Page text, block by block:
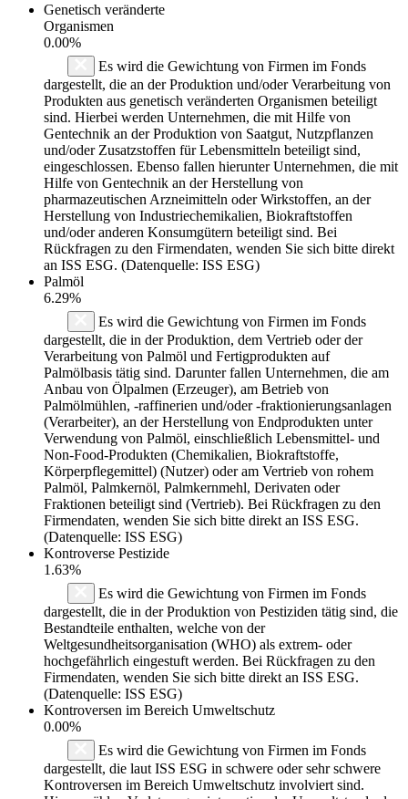
Genetisch veränderte
Organismen
0.00%
Es wird die Gewichtung von Firmen im Fonds
dargestellt, die an der Produktion und/oder Verarbeitung von
Produkten aus genetisch veränderten Organismen beteiligt
sind. Hierbei werden Unternehmen, die mit Hilfe von
Gentechnik an der Produktion von Saatgut, Nutzpflanzen
und/oder Zusatzstoffen für Lebensmitteln beteiligt sind,
eingeschlossen. Ebenso fallen hierunter Unternehmen, die mit
Hilfe von Gentechnik an der Herstellung von
pharmazeutischen Arzneimitteln oder Wirkstoffen, an der
Herstellung von Industriechemikalien, Biokraftstoffen
und/oder anderen Konsumgütern beteiligt sind. Bei
Rückfragen zu den Firmendaten, wenden Sie sich bitte direkt
an ISS ESG. (Datenquelle: ISS ESG)
Palmöl
6.29%
Es wird die Gewichtung von Firmen im Fonds
dargestellt, die in der Produktion, dem Vertrieb oder der
Verarbeitung von Palmöl und Fertigprodukten auf
Palmölbasis tätig sind. Darunter fallen Unternehmen, die am
Anbau von Ölpalmen (Erzeuger), am Betrieb von
Palmölmühlen, -raffinerien und/oder -fraktionierungsanlagen
(Verarbeiter), an der Herstellung von Endprodukten unter
Verwendung von Palmöl, einschließlich Lebensmittel- und
Non-Food-Produkten (Chemikalien, Biokraftstoffe,
Körperpflegemittel) (Nutzer) oder am Vertrieb von rohem
Palmöl, Palmkernöl, Palmkernmehl, Derivaten oder
Fraktionen beteiligt sind (Vertrieb). Bei Rückfragen zu den
Firmendaten, wenden Sie sich bitte direkt an ISS ESG.
(Datenquelle: ISS ESG)
Kontroverse Pestizide
1.63%
Es wird die Gewichtung von Firmen im Fonds
dargestellt, die in der Produktion von Pestiziden tätig sind, die
Bestandteile enthalten, welche von der
Weltgesundheitsorganisation (WHO) als extrem- oder
hochgefährlich eingestuft werden. Bei Rückfragen zu den
Firmendaten, wenden Sie sich bitte direkt an ISS ESG.
(Datenquelle: ISS ESG)
Kontroversen im Bereich Umweltschutz
0.00%
Es wird die Gewichtung von Firmen im Fonds
dargestellt, die laut ISS ESG in schwere oder sehr schwere
Kontroversen im Bereich Umweltschutz involviert sind.